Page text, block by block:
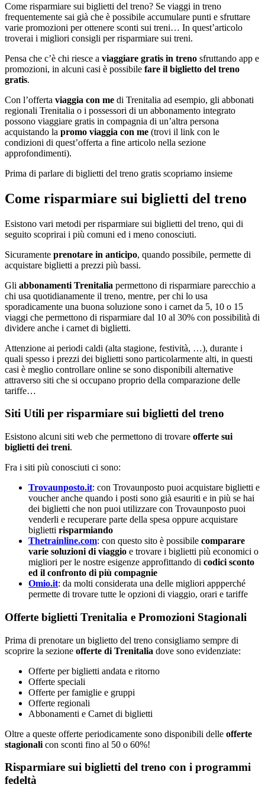
Come risparmiare sui biglietti del treno? Se viaggi in treno
frequentemente sai già che è possibile accumulare punti e sfruttare
varie promozioni per ottenere sconti sui treni… In quest’articolo
troverai i migliori consigli per risparmiare sui treni.
Pensa che c’è chi riesce a viaggiare gratis in treno sfruttando app e
promozioni, in alcuni casi è possibile fare il biglietto del treno
gratis.
Con l’offerta viaggia con me di Trenitalia ad esempio, gli abbonati
regionali Trenitalia o i possessori di un abbonamento integrato
possono viaggiare gratis in compagnia di un’altra persona
acquistando la promo viaggia con me (trovi il link con le
condizioni di quest’offerta a fine articolo nella sezione
approfondimenti).
Prima di parlare di biglietti del treno gratis scopriamo insieme
Come risparmiare sui biglietti del treno
Esistono vari metodi per risparmiare sui biglietti del treno, qui di
seguito scoprirai i più comuni ed i meno conosciuti.
Sicuramente prenotare in anticipo, quando possibile, permette di
acquistare biglietti a prezzi più bassi.
Gli abbonamenti Trenitalia permettono di risparmiare parecchio a
chi usa quotidianamente il treno, mentre, per chi lo usa
sporadicamente una buona soluzione sono i carnet da 5, 10 o 15
viaggi che permettono di risparmiare dal 10 al 30% con possibilità di
dividere anche i carnet di biglietti.
Attenzione ai periodi caldi (alta stagione, festività, …), durante i
quali spesso i prezzi dei biglietti sono particolarmente alti, in questi
casi è meglio controllare online se sono disponibili alternative
attraverso siti che si occupano proprio della comparazione delle
tariffe…
Siti Utili per risparmiare sui biglietti del treno
Esistono alcuni siti web che permettono di trovare offerte sui
biglietti dei treni.
Fra i siti più conosciuti ci sono:
Trovaunposto.it: con Trovaunposto puoi acquistare biglietti e
voucher anche quando i posti sono già esauriti e in più se hai
dei biglietti che non puoi utilizzare con Trovaunposto puoi
venderli e recuperare parte della spesa oppure acquistare
biglietti risparmiando
Thetrainline.com: con questo sito è possibile comparare
varie soluzioni di viaggio e trovare i biglietti più economici o
migliori per le nostre esigenze approfittando di codici sconto
ed il confronto di più compagnie
Omio.it: da molti considerata una delle migliori appperché
permette di trovare tutte le opzioni di viaggio, orari e tariffe
Offerte biglietti Trenitalia e Promozioni Stagionali
Prima di prenotare un biglietto del treno consigliamo sempre di
scoprire la sezione offerte di Trenitalia dove sono evidenziate:
Offerte per biglietti andata e ritorno
Offerte speciali
Offerte per famiglie e gruppi
Offerte regionali
Abbonamenti e Carnet di biglietti
Oltre a queste offerte periodicamente sono disponibili delle offerte
stagionali con sconti fino al 50 o 60%!
Risparmiare sui biglietti del treno con i programmi
fedeltà